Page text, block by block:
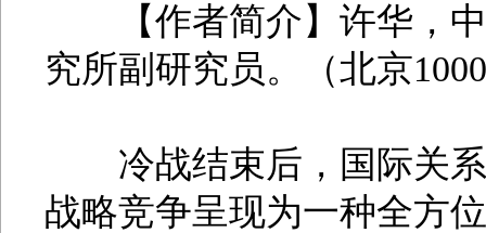
【作者简介】许华，中
究所副研究员。（北京
冷战结束后，国际关系
战略竞争呈现为一种全方